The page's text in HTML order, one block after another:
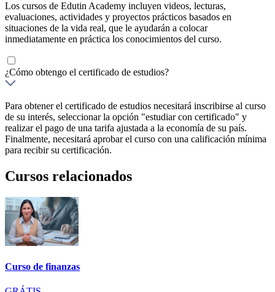
Los cursos de Edutin Academy incluyen videos, lecturas,
evaluaciones, actividades y proyectos prácticos basados en
situaciones de la vida real, que le ayudarán a colocar
inmediatamente en práctica los conocimientos del curso.
¿Cómo obtengo el certificado de estudios?
Para obtener el certificado de estudios necesitará inscribirse al curso
de su interés, seleccionar la opción "estudiar con certificado" y
realizar el pago de una tarifa ajustada a la economía de su país.
Finalmente, necesitará aprobar el curso con una calificación mínima
para recibir su certificación.
Cursos relacionados
Curso de finanzas